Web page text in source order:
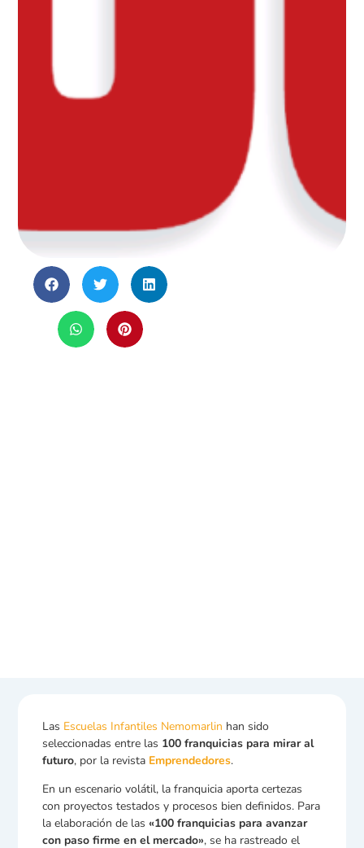
Las Escuelas Infantiles Nemomarlin han sido
seleccionadas entre las 100 franquicias para mirar al
futuro, por la revista Emprendedores.
En un escenario volátil, la franquicia aporta certezas
con proyectos testados y procesos bien definidos. Para
la elaboración de las «100 franquicias para avanzar
con paso firme en el mercado», se ha rastreado el